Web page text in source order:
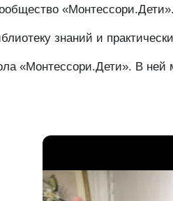
знаний и
«Монтессори.Дети». В